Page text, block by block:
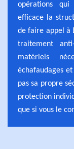
opérations
efficace la
de faire appel à
traitement
matériels
échafaudages
pas sa propre
protection
que si vous le